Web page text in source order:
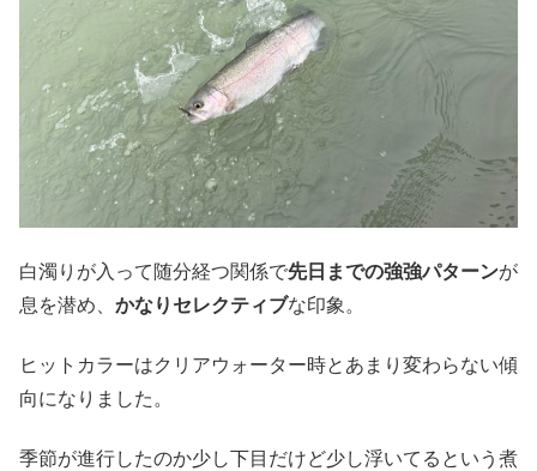
白濁りが入って随分経つ関係で先日までの強強パターンが
息を潜め、 かなりセレクティブな印象。
ヒットカラーはクリアウォーター時とあまり変わらない傾
向になりました。
季節が進行したのか少し下目だけど少し浮いてるという煮